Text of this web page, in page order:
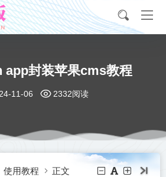
app封装苹果cms教程
11-06 2332阅读
使用教程 正文